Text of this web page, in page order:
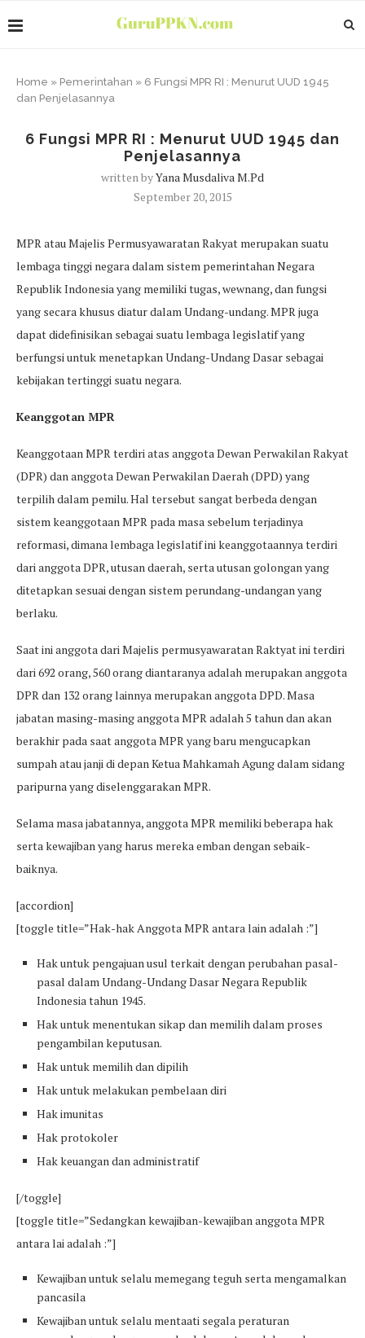
Home » Pemerintahan » 6 Fungsi MPR RI : Menurut UUD 1945
dan Penjelasannya
6 Fungsi MPR RI : Menurut UUD 1945 dan
Penjelasannya
written byYana Musdaliva M.pd
September 20, 2015
MPR atau Majelis Permusyawaratan Rakyat merupakan suatu
lembaga tinggi negara dalam sistem pemerintahan Negara
Republik Indonesia yang memiliki tugas, wewnang, dan fungsi
yang secara khusus diatur dalam Undang-undang. MPR juga
dapat didefinisikan sebagai suatu lembaga legislatif yang
berfungsi untuk menetapkan Undang-Undang Dasar sebagai
kebijakan tertinggi suatu negara.
Keanggotan MPR
Keanggotaan MPR terdiri atas anggota Dewan Perwakilan Rakyat
(DPR) dan anggota Dewan Perwakilan Daerah (DPD) yang
terpilih dalam pemilu. Hal tersebut sangat berbeda dengan
sistem keanggotaan MPR pada masa sebelum terjadinya
reformasi, dimana lembaga legislatif ini keanggotaannya terdiri
dari anggota DPR, utusan daerah, serta utusan golongan yang
ditetapkan sesuai dengan sistem perundang-undangan yang
berlaku.
Saat ini anggota dari Majelis permusyawaratan Raktyat ini terdiri
dari 692 orang, 560 orang diantaranya adalah merupakan anggota
DPR dan 132 orang lainnya merupakan anggota DPD. Masa
jabatan masing-masing anggota MPR adalah 5 tahun dan akan
berakhir pada saat anggota MPR yang baru mengucapkan
sumpah atau janji di depan Ketua Mahkamah Agung dalam sidang
paripurna yang diselenggarakan MPR.
Selama masa jabatannya, anggota MPR memiliki beberapa hak
serta kewajiban yang harus mereka emban dengan sebaik-
baiknya.
[accordion]
[toggle title=”Hak-hak Anggota MPR antara lain adalah :”]
Hak untuk pengajuan usul terkait dengan perubahan pasal-
pasal dalam Undang-Undang Dasar Negara Republik
Indonesia tahun 1945.
Hak untuk menentukan sikap dan memilih dalam proses
pengambilan keputusan.
Hak untuk memilih dan dipilih
Hak untuk melakukan pembelaan diri
Hak imunitas
Hak protokoler
Hak keuangan dan administratif
[/toggle]
[toggle title=”Sedangkan kewajiban-kewajiban anggota MPR
antara lai adalah :”]
Kewajiban untuk selalu memegang teguh serta mengamalkan
pancasila
Kewajiban untuk selalu mentaati segala peraturan